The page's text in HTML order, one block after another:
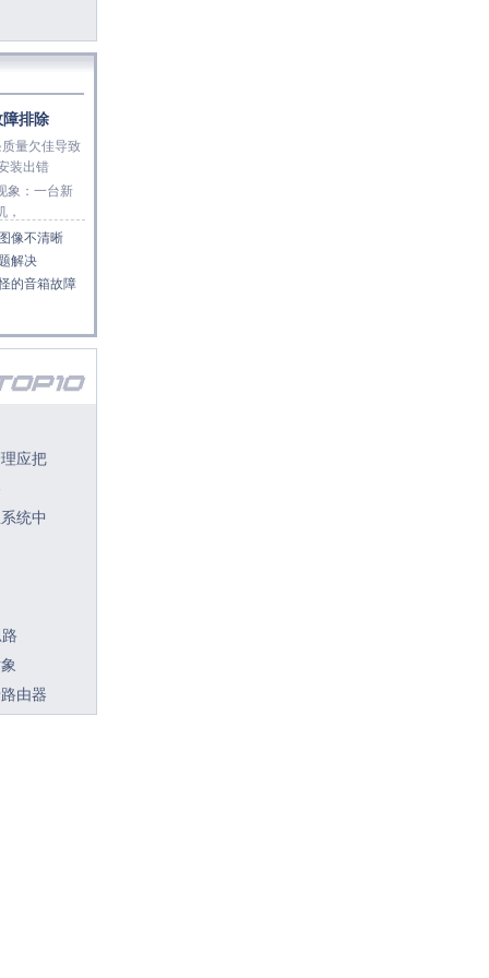
排除
量欠佳导致
装出错
：一台新
，
像不清晰
解决
的音箱故障
应把
统中
由器